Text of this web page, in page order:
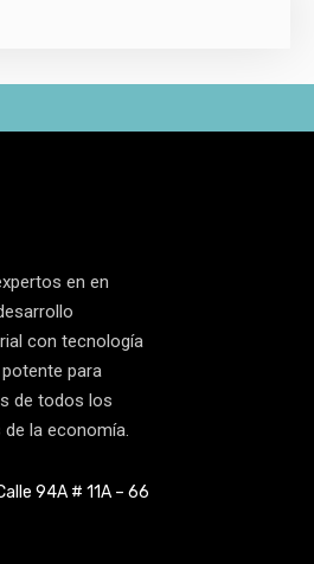
en en
con tecnología
para
de todos los
la economía.
94A # 11A – 66